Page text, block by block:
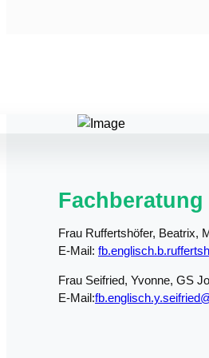
Frau Ruffertshöfer, Beatrix,
E-Mail:
Frau Seifried, Yvonne, GS
E-Mail: